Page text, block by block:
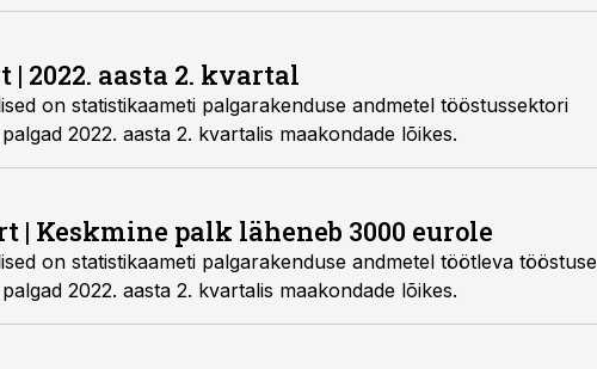
2022. aasta 2. kvartal
on statistikaameti palgarakenduse andmetel tööstussektori
2022. aasta 2. kvartalis maakondade lõikes.
| Keskmine palk läheneb 3000 eurole
on statistikaameti palgarakenduse andmetel töötleva tööstuse
2022. aasta 2. kvartalis maakondade lõikes.